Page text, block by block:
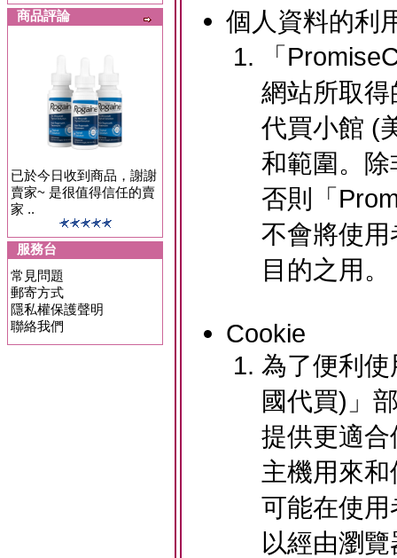
商品評論
已於今日收到商品，謝謝
賣家~ 是很值得信任的賣
家 ..
服務台
常見問題
郵寄方式
隱私權保護聲明
聯絡我們
個人資料的利
「
網站所取
代買小館 (
和範圍。
否則「
不會將使
目的之用。
Cookie
為了便利
國代買)」
提供更適
主機用來
可能在使
以經由瀏